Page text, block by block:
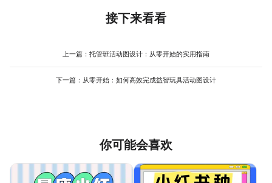
案的信息密度，减少反复修改的次数，提升设计效率。
通过“全局换色”功能一键修改主色调，再从素材库中选择对应风格的
图标（如北欧风的绿植、编织篮）替换原有元素，无需重新绘制。
用模板后微调，减少风格调整的时间，适合需快速响应不同需求的
接下来看看
上一篇： 托管班活动图设计：从零开始的实用指南
下一篇： 从零开始：如何高效完成益智玩具活动图设计
你可能会喜欢